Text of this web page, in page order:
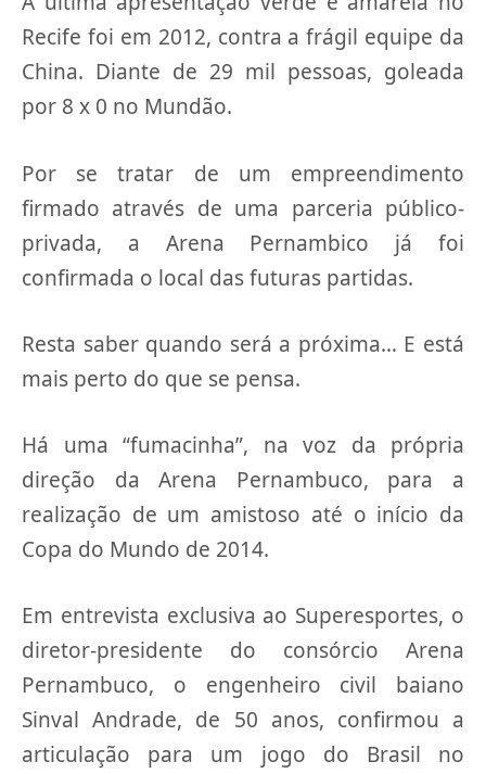
Recife foi em 2012, contra a frágil equipe da
China. Diante de 29 mil pessoas, goleada
por 8 x 0 no Mundão.
Por se tratar de um empreendimento
firmado através de uma parceria público-
privada, a Arena Pernambico já foi
confirmada o local das futuras partidas.
Resta saber quando será a próxima… E está
mais perto do que se pensa.
Há uma “fumacinha”, na voz da própria
direção da Arena Pernambuco, para a
realização de um amistoso até o início da
Copa do Mundo de 2014.
Em entrevista exclusiva ao Superesportes, o
diretor-presidente do consórcio Arena
Pernambuco, o engenheiro civil baiano
Sinval Andrade, de 50 anos, confirmou a
articulação para um jogo do Brasil no